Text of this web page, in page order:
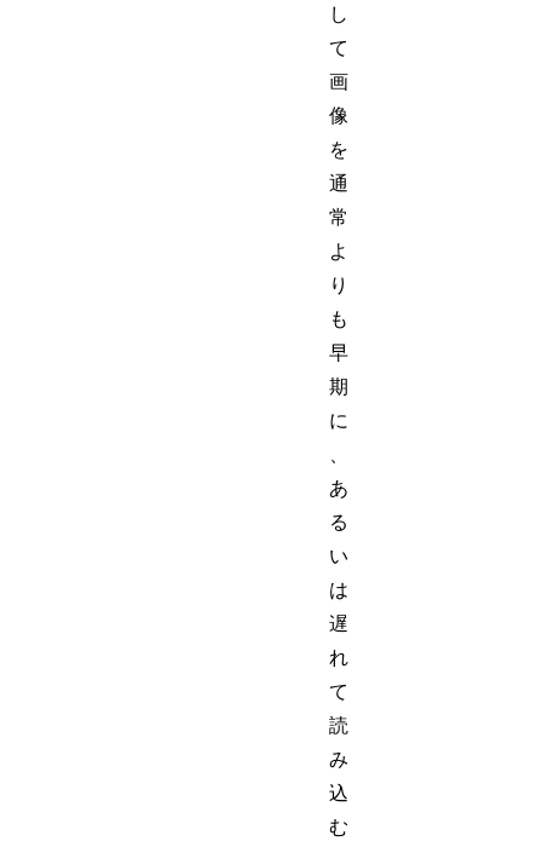
し
て
画
像
を
通
常
よ
り
も
早
期
に
、
あ
る
い
は
遅
れ
て
読
み
込
む